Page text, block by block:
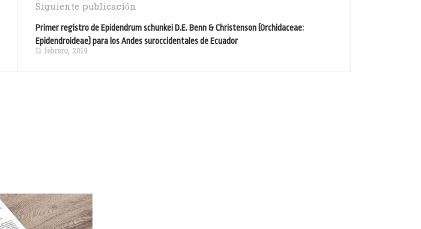
Siguiente publicación
Primer registro de Epidendrum schunkei D.E. Benn & Christenson (Orchidaceae:
Epidendroideae) para los Andes suroccidentales de Ecuador
11 febrero, 2019